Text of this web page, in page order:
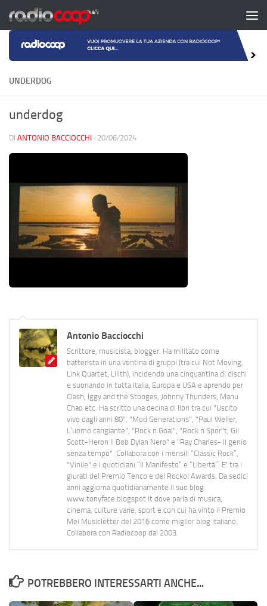
Salta al contenuto
UNDERDOG
underdog
DI ANTONIO BACCIOCCHI · 20/06/2024
Antonio Bacciocchi
Scrittore, musicista, blogger. Ha militato come
batterista in una ventina di gruppi (tra cui Not Moving,
Link Quartet, Lilith), incidendo una cinquantina di dischi
e suonando in tutta Italia, Europa e USA e aprendo per
Clash, Iggy and the Stooges, Johnny Thunders, Manu
Chao etc. Ha scritto una decina di libri tra cui "Uscito
vivo dagli anni 80", "Mod Generations", "Paul Weller,
L’uomo cangiante", "Rock n Goal", "Rock n Spor"t, Gil
Scott-Heron Il Bob Dylan Nero" e "Ray Charles- Il genio
senza tempo". Collabora con i mensili “Classic Rock”,
"Vinile" e i quotidiani “Il Manifesto” e “Libertà”. E' tra i
giurati del Premio Tenco e del Rockol Awards. Da sedici
anni aggiorna quotidianamente il suo blog
www.tonyface.blogspot.it dove parla di musica,
cinema, culture varie, sport e con cui ha vinto il Premio
Mei Musicletter del 2016 come miglior blog italiano.
Collabora con Radiocoop dal 2003.
POTREBBERO INTERESSARTI ANCHE...